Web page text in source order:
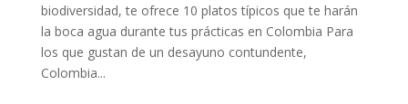
biodiversidad, te ofrece 10 platos típicos que te harán
la boca agua durante tus prácticas en Colombia Para
los que gustan de un desayuno contundente,
Colombia...